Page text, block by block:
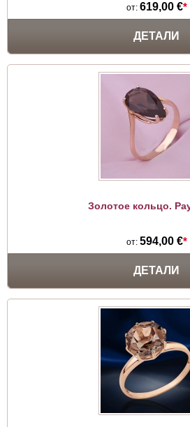
от: 619,00 €*
ДЕТАЛИ
Золотое кольцо.
от: 594,00 €*
ДЕТАЛИ